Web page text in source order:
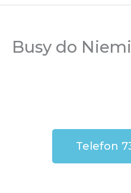
Busy do
Telefon